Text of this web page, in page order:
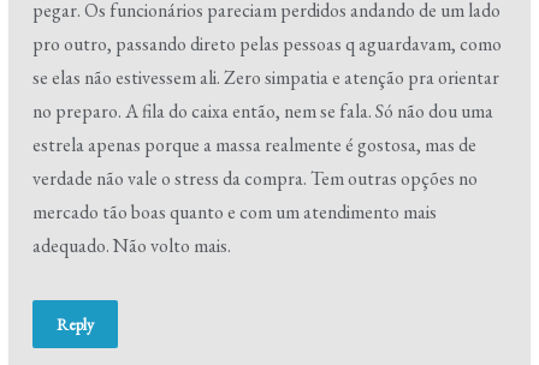
pegar. Os funcionários pareciam perdidos andando de um lado
pro outro, passando direto pelas pessoas q aguardavam, como
se elas não estivessem ali. Zero simpatia e atenção pra orientar
no preparo. A fila do caixa então, nem se fala. Só não dou uma
estrela apenas porque a massa realmente é gostosa, mas de
verdade não vale o stress da compra. Tem outras opções no
mercado tão boas quanto e com um atendimento mais
adequado. Não volto mais.
Reply